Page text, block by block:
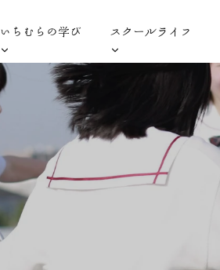
いちむらの学び スクールライフ